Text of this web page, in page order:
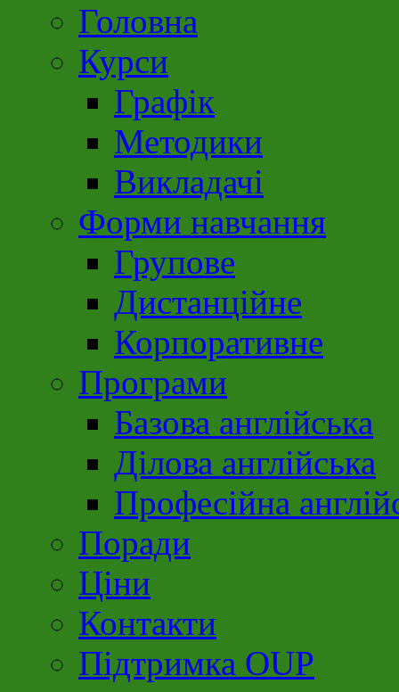
Головна
Курси
Графік
Методики
Викладачі
Форми навчання
Групове
Дистанційне
Корпоративне
Програми
Базова англійська
Ділова англійська
Професійна
Поради
Ціни
Контакти
Підтримка OUP